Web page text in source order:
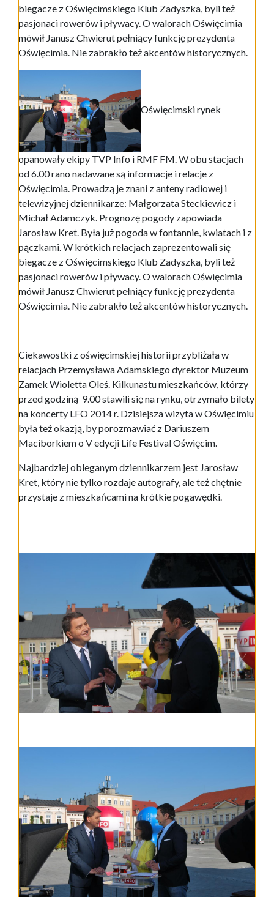
biegacze z Oświęcimskiego Klub Zadyszka, byli też
pasjonaci rowerów i pływacy. O walorach Oświęcimia
mówił Janusz Chwierut pełniący funkcję prezydenta
Oświęcimia. Nie zabrakło też akcentów historycznych.
Oświęcimski rynek
opanowały ekipy TVP Info i RMF FM. W obu stacjach
od 6.00 rano nadawane są informacje i relacje z
Oświęcimia. Prowadzą je znani z anteny radiowej i
telewizyjnej dziennikarze: Małgorzata Steckiewicz i
Michał Adamczyk. Prognozę pogody zapowiada
Jarosław Kret. Była już pogoda w fontannie, kwiatach i z
pączkami. W krótkich relacjach zaprezentowali się
biegacze z Oświęcimskiego Klub Zadyszka, byli też
pasjonaci rowerów i pływacy. O walorach Oświęcimia
mówił Janusz Chwierut pełniący funkcję prezydenta
Oświęcimia. Nie zabrakło też akcentów historycznych.
Ciekawostki z oświęcimskiej historii przybliżała w
relacjach Przemysława Adamskiego dyrektor Muzeum
Zamek Wioletta Oleś. Kilkunastu mieszkańców, którzy
przed godziną 9.00 stawili się na rynku, otrzymało bilety
na koncerty LFO 2014 r. Dzisiejsza wizyta w Oświęcimiu
była też okazją, by porozmawiać z Dariuszem
Maciborkiem o V edycji Life Festival Oświęcim.
Najbardziej obleganym dziennikarzem jest Jarosław
Kret, który nie tylko rozdaje autografy, ale też chętnie
przystaje z mieszkańcami na krótkie pogawędki.